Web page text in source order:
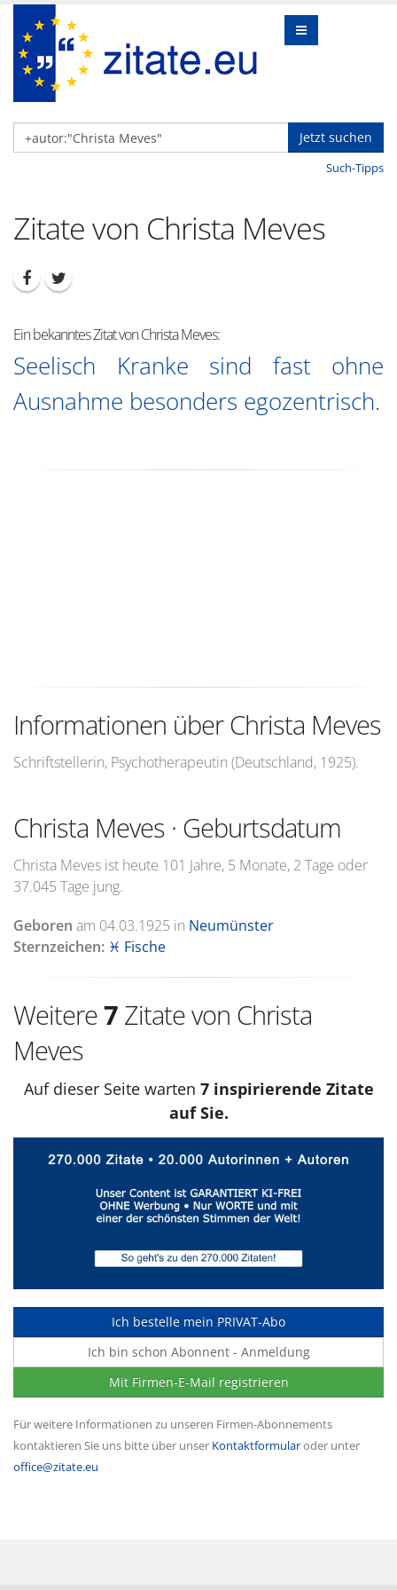
Jetzt suchen
Such-Tipps
Zitate von Christa Meves
Ein bekanntes Zitat von Christa Meves:
Seelisch Kranke sind fast ohne
Ausnahme besonders egozentrisch.
Informationen über Christa Meves
Schriftstellerin, Psychotherapeutin (Deutschland, 1925).
Christa Meves · Geburtsdatum
Christa Meves ist heute 101 Jahre, 5 Monate, 2 Tage oder
37.045 Tage jung.
Geboren am 04.03.1925 in Neumünster
Sternzeichen: ♓ Fische
Weitere7 Zitate von Christa
Meves
Auf dieser Seite warten 7 inspirierende Zitate
auf Sie.
Ich bestelle mein PRIVAT-Abo
Ich bin schon Abonnent - Anmeldung
Mit Firmen-E-Mail registrieren
Für weitere Informationen zu unseren Firmen-Abonnements
kontaktieren Sie uns bitte über unser Kontaktformularoder unter
office@zitate.eu